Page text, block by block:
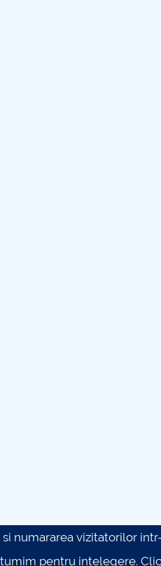
numararea vizitatorilor
pentru intelegere.